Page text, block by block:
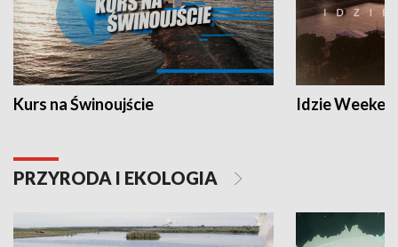
Kurs na Świnoujście Idzie
PRZYRODA I EKOLOGIA